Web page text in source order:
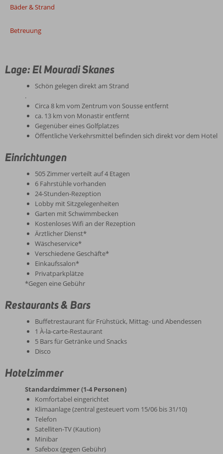
Bäder & Strand
Betreuung
Lage: El Mouradi Skanes
Schön gelegen direkt am Strand
.
Circa 8 km vom Zentrum von Sousse entfernt
ca. 13 km von Monastir entfernt
Gegenüber eines Golfplatzes
Öffentliche Verkehrsmittel befinden sich direkt vor dem Hotel
Einrichtungen
505 Zimmer verteilt auf 4 Etagen
6 Fahrstühle vorhanden
24-Stunden-Rezeption
Lobby mit Sitzgelegenheiten
Garten mit Schwimmbecken
Kostenloses Wifi an der Rezeption
Ärztlicher Dienst*
Wäscheservice*
Verschiedene Geschäfte*
Einkaufssalon*
Privatparkplätze
*Gegen eine Gebühr
Restaurants & Bars
Buffetrestaurant für Frühstück, Mittag- und Abendessen
1 À-la-carte-Restaurant
5 Bars für Getränke und Snacks
Disco
Hotelzimmer
Standardzimmer (1-4 Personen)
Komfortabel eingerichtet
Klimaanlage (zentral gesteuert vom 15/06 bis 31/10)
Telefon
Satelliten-TV (Kaution)
Minibar
Safebox (gegen Gebühr)